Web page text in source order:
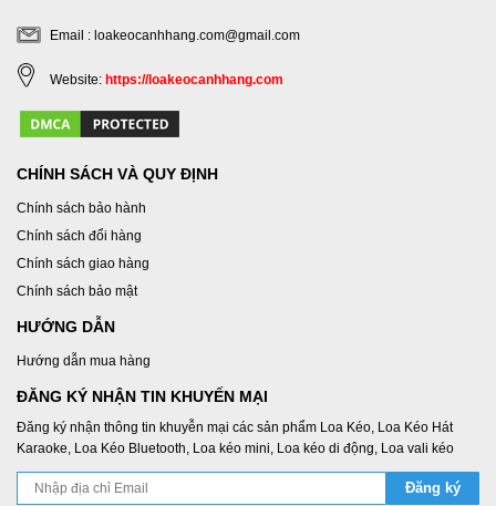
Email : loakeocanhhang.com@gmail.com
Website: https://loakeocanhhang.com
CHÍNH SÁCH VÀ QUY ĐỊNH
Chính sách bảo hành
Chính sách đổi hàng
Chính sách giao hàng
Chính sách bảo mật
HƯỚNG DẪN
Hướng dẫn mua hàng
ĐĂNG KÝ NHẬN TIN KHUYẾN MẠI
Đăng ký nhận thông tin khuyễn mại các sản phẩm Loa Kéo, Loa Kéo Hát
Karaoke, Loa Kéo Bluetooth, Loa kéo mini, Loa kéo di động, Loa vali kéo